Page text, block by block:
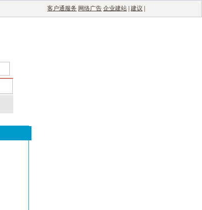
客户通服务 网络广告 企业建站 建议